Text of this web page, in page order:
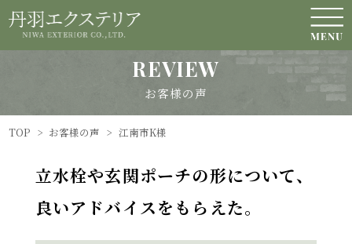
REVIEW
お客様の声
TOP > お客様の声 > 江南市K様
立水栓や玄関ポーチの形について、
良いアドバイスをもらえた。